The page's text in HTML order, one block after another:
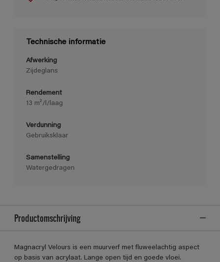
Technische informatie
Afwerking
Zijdeglans
Rendement
13 m²/l/laag
Verdunning
Gebruiksklaar
Samenstelling
Watergedragen
Productomschrijving
Magnacryl Velours is een muurverf met fluweelachtig aspect
op basis van acrylaat. Lange open tijd en goede vloei.